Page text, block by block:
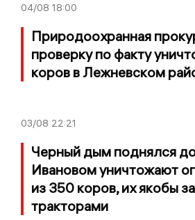
04/08 18:00
Природоохранная
проверку по факту
коров в Лежневском
03/08 22:21
Черный дым поднялся
Ивановом уничтожают
из 350 коров, их якобы
тракторами